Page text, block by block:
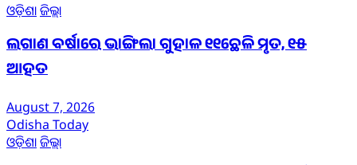
ଓଡ଼ିଶାଜିଲ୍ଲା
ଲଗାଣ ବର୍ଷାରେ ଭାଙ୍ଗିଲା ଗୁହାଳ ୧୧ଛେଳି ମୃତ, ୧୫
ଆହତ
August 7, 2026
Odisha Today
ଓଡ଼ିଶାଜିଲ୍ଲା